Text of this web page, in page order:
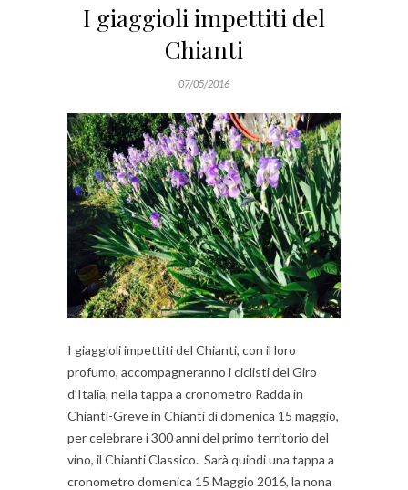
I giaggioli impettiti del
Chianti
07/05/2016
I giaggioli impettiti del Chianti, con il loro
profumo, accompagneranno i ciclisti del Giro
d’Italia, nella tappa a cronometro Radda in
Chianti-Greve in Chianti di domenica 15 maggio,
per celebrare i 300 anni del primo territorio del
vino, il Chianti Classico. Sarà quindi una tappa a
cronometro domenica 15 Maggio 2016, la nona